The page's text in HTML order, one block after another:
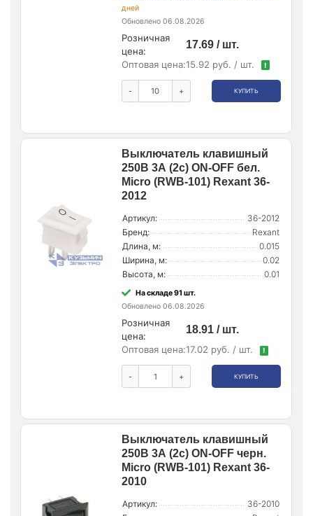
дней
Обновлено 06.08.2026
Розничная
цена:
17.69 / шт.
Оптовая цена:15.92 руб. / шт. !
- + КУПИТЬ
Выключатель клавишный
250В 3А (2с) ON-OFF бел.
Micro (RWB-101) Rexant 36-
2012
Артикул:
36-2012
Бренд:
Rexant
Длина, м:
0.015
Ширина, м:
0.02
Высота, м:
0.01
На складе 91 шт.
Обновлено 06.08.2026
Розничная
цена:
18.91 / шт.
Оптовая цена:17.02 руб. / шт. !
- + КУПИТЬ
Выключатель клавишный
250В 3А (2с) ON-OFF черн.
Micro (RWB-101) Rexant 36-
2010
Артикул:
36-2010